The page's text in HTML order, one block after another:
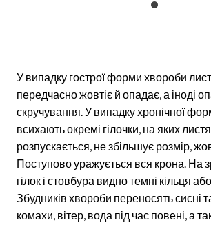
У випадку гострої форми хвороби
передчасно жовтіє й опадає, а іноді
скручування. У випадку хронічної
всихають окремі гілочки, на яких
розпускається, не збільшує розмір,
Поступово уражується вся крона. На
гілок і стовбура видно темні кільця
Збудників хвороби переносять сисні
комахи, вітер, вода під час повені, а